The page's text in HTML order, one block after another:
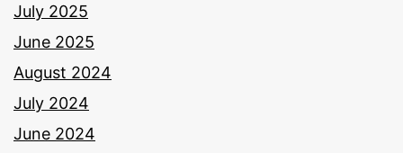
July 2025
June 2025
August 2024
July 2024
June 2024